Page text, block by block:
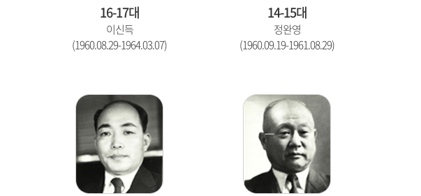
16-17대
이신득
(1960.08.29-1964.03.07)
14-15대
정완영
(1960.09.19-1961.08.29)